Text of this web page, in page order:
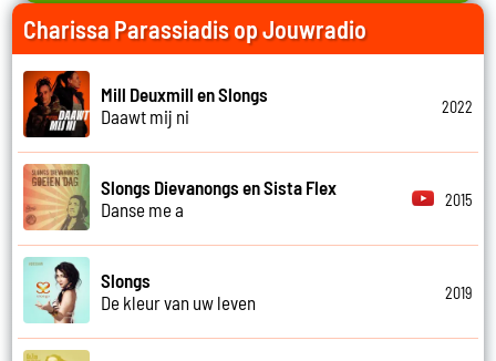
Charissa Parassiadis op Jouwradio
Mill Deuxmill en Slongs
Daawt mij ni
2022
Slongs Dievanongs en Sista Flex
Danse me a
2015
Slongs
De kleur van uw leven
2019